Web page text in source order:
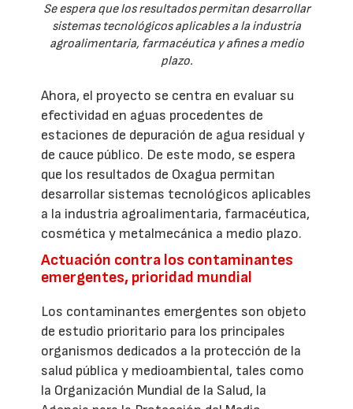
Se espera que los resultados permitan desarrollar
sistemas tecnológicos aplicables a la industria
agroalimentaria, farmacéutica y afines a medio
plazo.
Ahora, el proyecto se centra en evaluar su
efectividad en aguas procedentes de
estaciones de depuración de agua residual y
de cauce público. De este modo, se espera
que los resultados de Oxagua permitan
desarrollar sistemas tecnológicos aplicables
a la industria agroalimentaria, farmacéutica,
cosmética y metalmecánica a medio plazo.
Actuación contra los contaminantes
emergentes, prioridad mundial
Los contaminantes emergentes son objeto
de estudio prioritario para los principales
organismos dedicados a la protección de la
salud pública y medioambiental, tales como
la Organización Mundial de la Salud, la